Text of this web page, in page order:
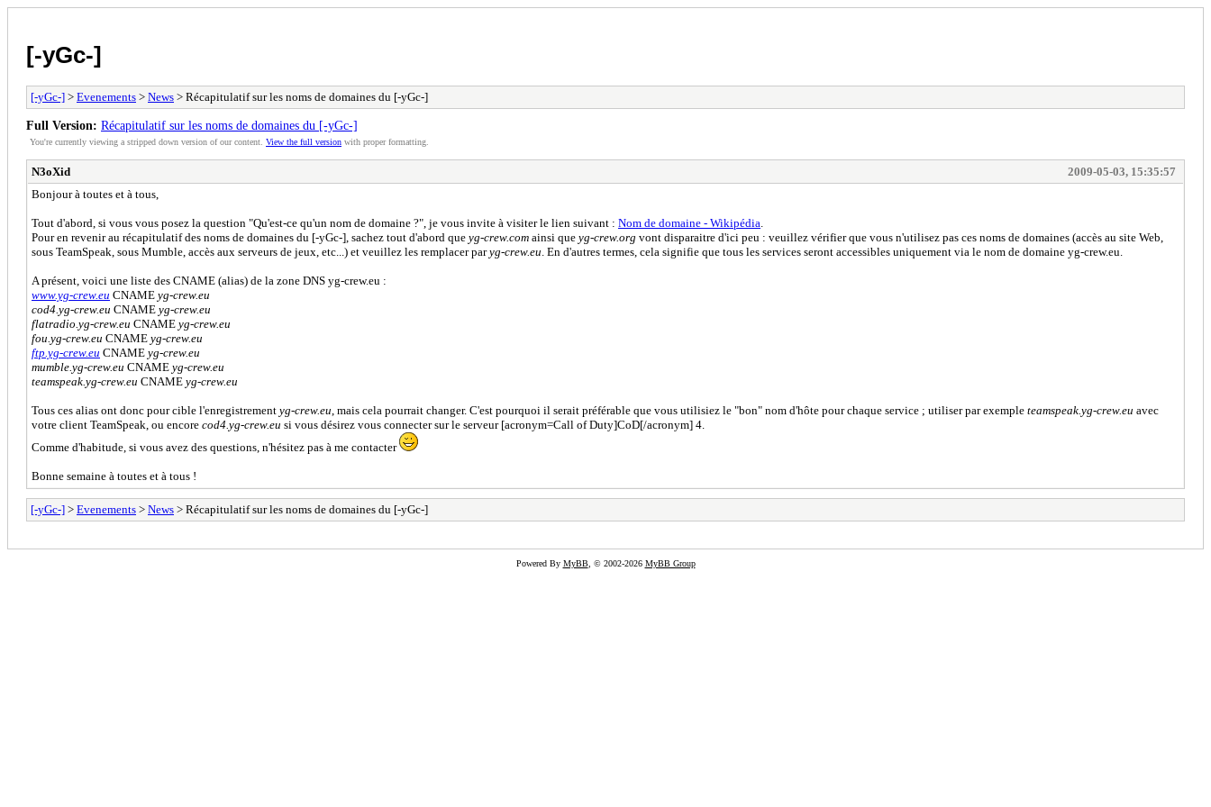
[-yGc-]
[-yGc-] > Evenements > News > Récapitulatif sur les noms de domaines du [-yGc-]
Full Version: Récapitulatif sur les noms de domaines du [-yGc-]
You're currently viewing a stripped down version of our content. View the full version with proper formatting.
N3oXid
2009-05-03, 15:35:57
Bonjour à toutes et à tous,
Tout d'abord, si vous vous posez la question "Qu'est-ce qu'un nom de domaine ?", je vous invite à visiter le lien suivant : Nom de domaine - Wikipédia
Pour en revenir au récapitulatif des noms de domaines du [-yGc-], sachez tout d'abord que yg-crew.com ainsi que yg-crew.org vont disparaitre d'ici peu : veuillez vérifier que vous n'utilisez pas ces noms de domaines (accès au site Web,
sous TeamSpeak, sous Mumble, accès aux serveurs de jeux, etc...) et veuillez les remplacer paryg-crew.eu . En d'autres termes, cela signifie que tous les services seront accessibles uniquement via le nom de domaine yg-crew.eu.
A présent, voici une liste des CNAME (alias) de la zone DNS yg-crew.eu :
www.yg-crew.eu CNAME yg-crew.eu
cod4.yg-crew.eu CNAME yg-crew.eu
flatradio.yg-crew.eu CNAME yg-crew.eu
fou.yg-crew.eu CNAME yg-crew.eu
ftp.yg-crew.eu CNAME yg-crew.eu
mumble.yg-crew.eu CNAME yg-crew.eu
teamspeak.yg-crew.eu CNAME yg-crew.eu
Tous ces alias ont donc pour cible l'enregistrement yg-crew.eu , mais cela pourrait changer. C'est pourquoi il serait préférable que vous utilisiez le "bon" nom d'hôte pour chaque service ; utiliser par exemple teamspeak.yg-crew.eu avec
votre client TeamSpeak, ou encore cod4.yg-crew.eu si vous désirez vous connecter sur le serveur [acronym=Call of Duty]CoD[/acronym] 4.
Comme d'habitude, si vous avez des questions, n'hésitez pas à me contacter
Bonne semaine à toutes et à tous !
[-yGc-] > Evenements > News > Récapitulatif sur les noms de domaines du [-yGc-]
Powered By MyBB, © 2002-2026 MyBB Group